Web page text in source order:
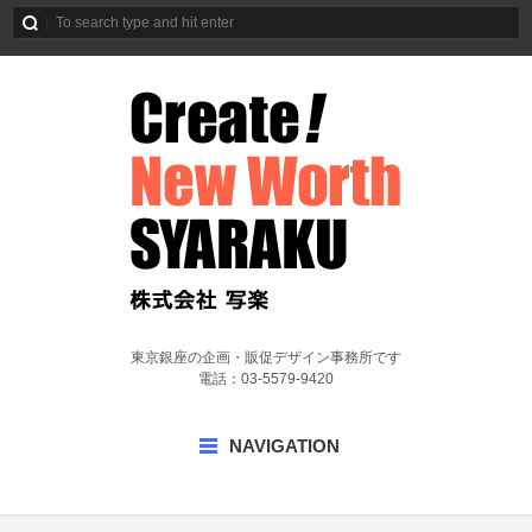
東京銀座の企画・販促デザイン事務所です
電話：03-5579-9420
NAVIGATION